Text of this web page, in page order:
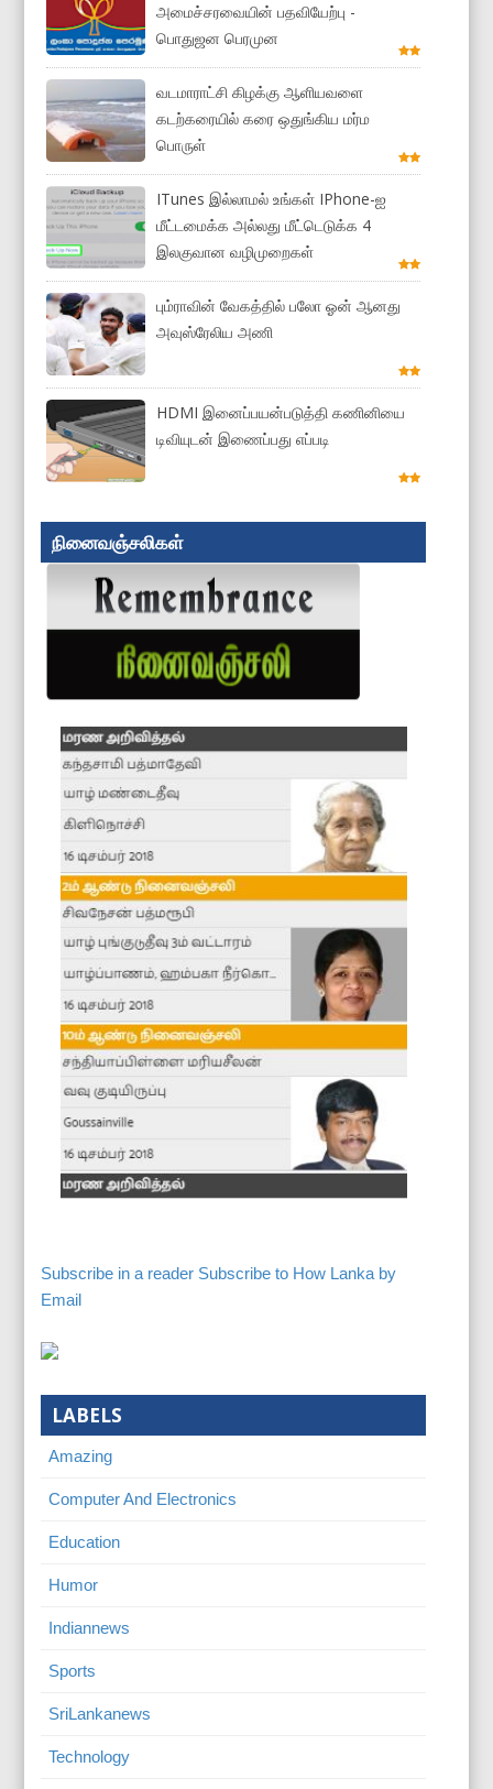
அமைச்சரவையின் பதவியேற்பு -
பொதுஜன பெரமுன
வடமாராட்சி கிழக்கு ஆளியவளை
கடற்கரையில் கரை ஒதுங்கிய மர்ம
பொருள்
ITunes இல்லாமல் உங்கள் IPhone-ஐ
மீட்டமைக்க அல்லது மீட்டெடுக்க 4
இலகுவான வழிமுறைகள்
பும்ராவின் வேகத்தில் பலோ ஓன் ஆனது
அவுஸ்ரேலிய அணி
HDMI இனைப்பயன்படுத்தி கணினியை
டிவியுடன் இணைப்பது எப்படி
நினைவஞ்சலிகள்
Subscribe in a reader Subscribe to How Lanka by
Email
LABELS
Amazing
Computer And Electronics
Education
Humor
Indiannews
Sports
SriLankanews
Technology